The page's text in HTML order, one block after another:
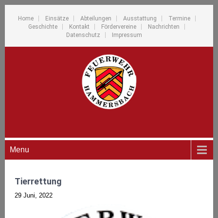
Home Einsätze Abteilungen Ausstattung
Termine
Geschichte
Kontakt Fördervereine
Nachrichten
Datenschutz
Impressum
Menu
Tierrettung
29 Juni, 2022